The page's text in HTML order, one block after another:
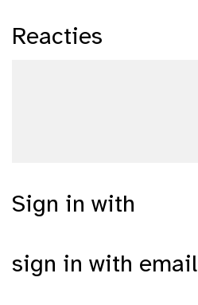
Reacties
Sign in with
sign in with email